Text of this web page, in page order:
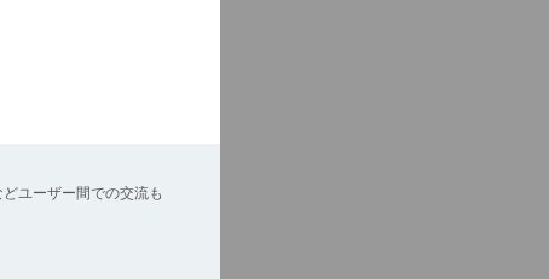
ユーザー間での交流も